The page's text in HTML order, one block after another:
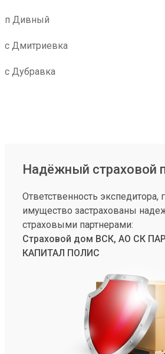
п Дивный
с Дмитриевка
с Дубравка
Надёжный страховой
Ответственность экспедитора,
имущество застрахованы
страховыми партнерами:
Страховой дом ВСК, АО СК
КАПИТАЛ ПОЛИС